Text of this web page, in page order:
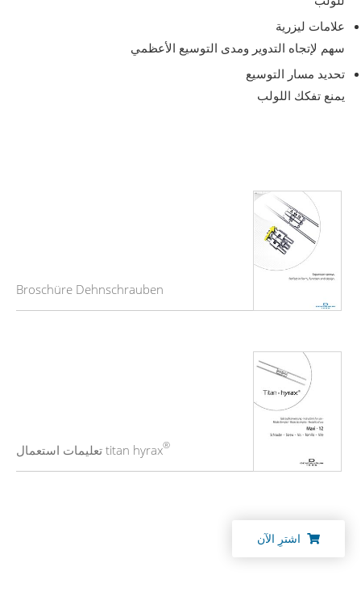
علامات ليزرية
سهم لإتجاه التدوير ومدى التوسيع الأعظمي
تحديد مسار التوسيع
يمنع تفكك اللولب
Broschüre Dehnschrauben
®titan hyrax تعليمات استعمال
اشترِ الآن